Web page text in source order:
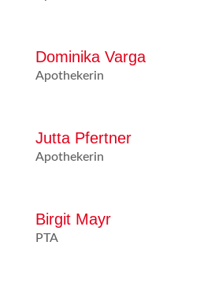
Dominika Varga
Apothekerin
Jutta Pfertner
Apothekerin
Birgit Mayr
PTA